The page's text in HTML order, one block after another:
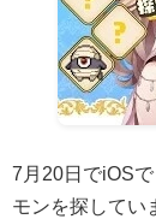
7月20日でiOS
モンを探してい